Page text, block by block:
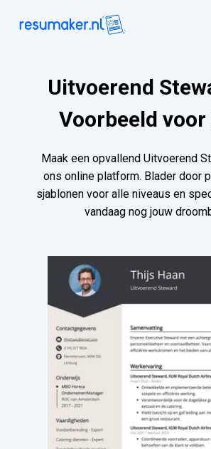
Uitvoerend
Voorbeeld voor
Maak een opvallend Uitvoerend
ons online platform. Blader door
sjablonen voor alle niveaus en
vandaag nog jouw